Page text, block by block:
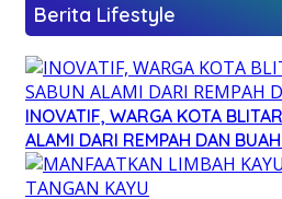
Berita Lifestyle
INOVATIF, WARGA KOTA
ALAMI DARI REMPAH DAN